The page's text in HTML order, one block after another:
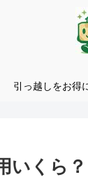
引っ越しをお得
いくら